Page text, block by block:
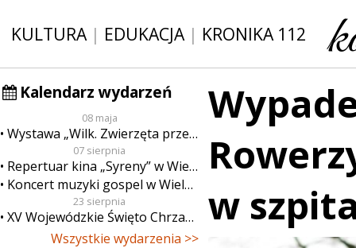
KULTURA| EDUKACJA| KRONIKA 112
Kalendarz wydarzeń
08 maja
Wystawa „Wilk. Zwierzęta przeklęte”
07 sierpnia
Repertuar kina „Syreny” w Wieluniu w dn. od 7 do 13 sierpnia
Koncert muzyki gospel w Wieluniu
23 sierpnia
XV Wojewódzkie Święto Chrzanu
Wszystkie wydarzenia >>
w